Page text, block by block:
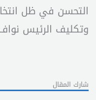
التحسن في ظل
وتكليف الرئيس
شارك المقال